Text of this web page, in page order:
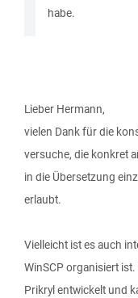
habe.
Lieber Hermann,
vielen Dank für die
versuche, die konkret
in die Übersetzung
erlaubt.
Vielleicht ist es auch
WinSCP organisiert
Prikryl entwickelt und